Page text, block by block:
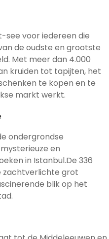
see voor iedereen die
de oudste en grootste
Met meer dan 4.000
kruiden tot tapijten, het
te kopen en te
markt werkt.
ondergrondse
en
in Istanbul.De 336
zachtverlichte grot
blik op het